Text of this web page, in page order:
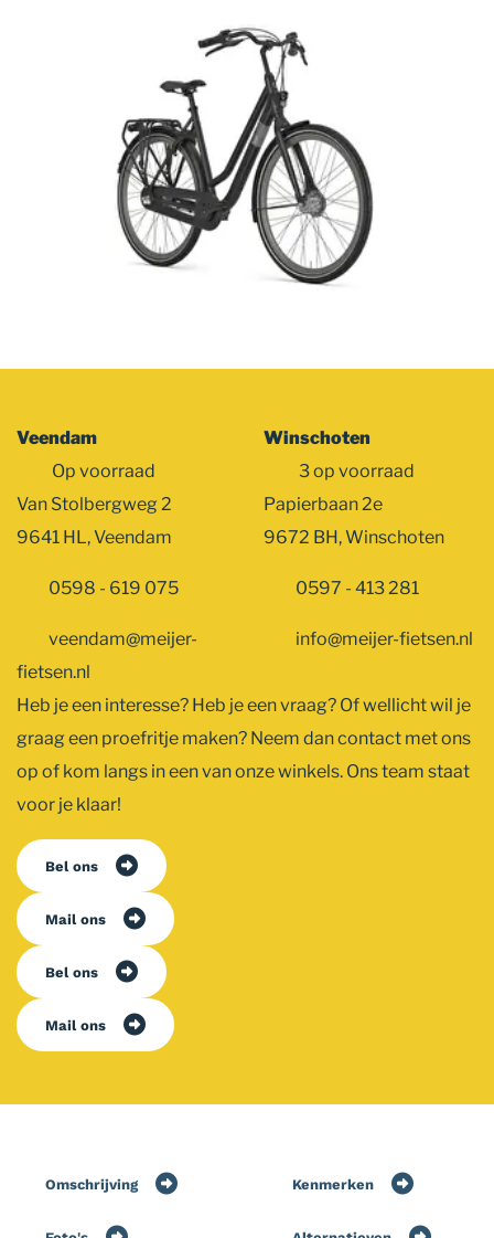
Veendam
Op voorraad
Van Stolbergweg 2
9641 HL, Veendam
0598 - 619 075
veendam@meijer-
fietsen.nl
Winschoten
3 op voorraad
Papierbaan 2e
9672 BH, Winschoten
0597 - 413 281
info@meijer-fietsen.nl
Heb je een interesse? Heb je een vraag? Of wellicht wil je
graag een proefritje maken? Neem dan contact met ons
op of kom langs in een van onze winkels. Ons team staat
voor je klaar!
Bel ons
Mail ons
Bel ons
Mail ons
Omschrijving Kenmerken